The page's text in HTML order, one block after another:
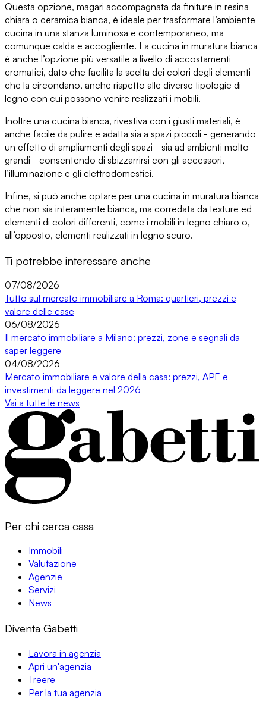
Questa opzione, magari accompagnata da finiture in resina
chiara o ceramica bianca, è ideale per trasformare l’ambiente
cucina in una stanza luminosa e contemporaneo, ma
comunque calda e accogliente. La cucina in muratura bianca
è anche l’opzione più versatile a livello di accostamenti
cromatici, dato che facilita la scelta dei colori degli elementi
che la circondano, anche rispetto alle diverse tipologie di
legno con cui possono venire realizzati i mobili.
Inoltre una cucina bianca, rivestiva con i giusti materiali, è
anche facile da pulire e adatta sia a spazi piccoli - generando
un effetto di ampliamenti degli spazi - sia ad ambienti molto
grandi - consentendo di sbizzarrirsi con gli accessori,
l’illuminazione e gli elettrodomestici.
Infine, si può anche optare per una cucina in muratura bianca
che non sia interamente bianca, ma corredata da texture ed
elementi di colori differenti, come i mobili in legno chiaro o,
all’opposto, elementi realizzati in legno scuro.
Ti potrebbe interessare anche
07/08/2026
Tutto sul mercato immobiliare a Roma: quartieri, prezzi e
valore delle case
06/08/2026
Il mercato immobiliare a Milano: prezzi, zone e segnali da
saper leggere
04/08/2026
Mercato immobiliare e valore della casa: prezzi, APE e
investimenti da leggere nel 2026
Vai a tutte le news
Per chi cerca casa
Immobili
Valutazione
Agenzie
Servizi
News
Diventa Gabetti
Lavora in agenzia
Apri un'agenzia
Treere
Per la tua agenzia